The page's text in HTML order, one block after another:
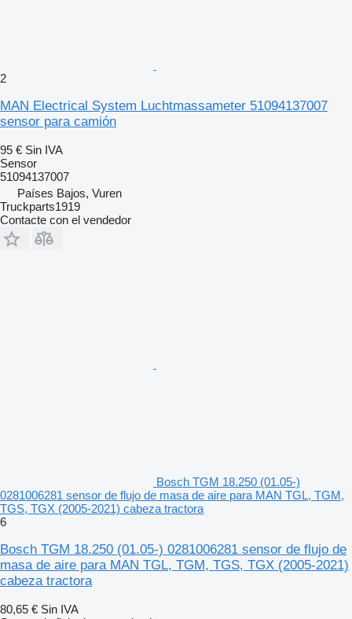
2
MAN Electrical System Luchtmassameter 51094137007
sensor para camión
95 € Sin IVA
Sensor
51094137007
Países Bajos, Vuren
Truckparts1919
Contacte con el vendedor
Bosch TGM 18.250 (01.05-)
0281006281 sensor de flujo de masa de aire para MAN TGL, TGM,
TGS, TGX (2005-2021) cabeza tractora
6
Bosch TGM 18.250 (01.05-) 0281006281 sensor de flujo de
masa de aire para MAN TGL, TGM, TGS, TGX (2005-2021)
cabeza tractora
80,65 € Sin IVA